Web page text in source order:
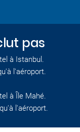
pas
à Istanbul.
l'aéroport.
à Île Mahé.
l'aéroport.